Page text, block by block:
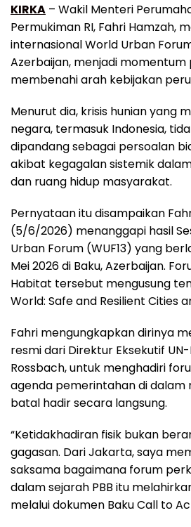
KIRKA – Wakil Menteri
Permukiman RI, Fahri Hamzah,
internasional World Urban
Azerbaijan, menjadi
membenahi arah kebijakan
Menurut dia, krisis hunian yang
negara, termasuk Indonesia,
dipandang sebagai persoalan
akibat kegagalan sistemik
dan ruang hidup masyarakat.
Pernyataan itu disampaikan
(5/6/2026) menanggapi hasil
Urban Forum (WUF13) yang
Mei 2026 di Baku, Azerbaijan.
Habitat tersebut mengusung
World: Safe and Resilient Cities
Fahri mengungkapkan dirinya
resmi dari Direktur Eksekutif
Rossbach, untuk menghadiri
agenda pemerintahan di
batal hadir secara langsung.
“Ketidakhadiran fisik bukan
gagasan. Dari Jakarta, saya
saksama bagaimana forum
dalam sejarah PBB itu
melalui dokumen Baku Call to